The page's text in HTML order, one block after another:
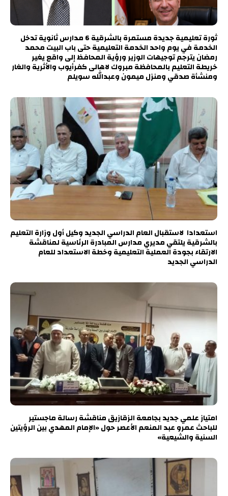
ثورة تعليمية جديدة مستمرة بالشرقية 6 مدارس ثانوية تدخل
الخدمة في يوم واحد الخدمة التعليمية حتى باب البيت محمد
رمضان يترجم توجيهات الوزير ورؤية المحافظ إلى واقع يغير
خريطة التعليم بالمحافظة مبروك لاهالى كفرأيوب والأثرية والغار
ومنشأة صدقي ومنزل ميمون وعبدالله سويلم
استعدادا لاستقبال العام الدراسي الجديد وكيل أول وزارة التعليم
بالشرقية يلتقي مديري مدارس المبادرة الرئاسية لمناقشة
الارتقاء بجودة العملية التعليمية وخطة الاستعداد للعام
الدراسي الجديد
امتياز علمي جديد بجامعة الزقازيق مناقشة رسالة ماجستير
للباحث عمرو عبد المنعم الأعصر حول «الإمام المهدي بين الرؤيتين
السنية والشيعية»